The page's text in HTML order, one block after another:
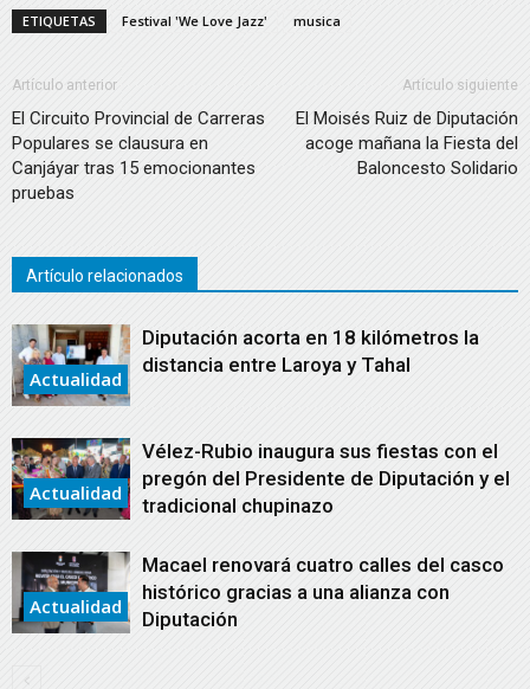
ETIQUETAS Festival 'We Love Jazz' musica
Artículo anterior
El Circuito Provincial de Carreras
Populares se clausura en
Canjáyar tras 15 emocionantes
pruebas
Artículo siguiente
El Moisés Ruiz de Diputación
acoge mañana la Fiesta del
Baloncesto Solidario
Artículo relacionados
Actualidad
Diputación acorta en 18 kilómetros la
distancia entre Laroya y Tahal
Actualidad
Vélez-Rubio inaugura sus fiestas con el
pregón del Presidente de Diputación y el
tradicional chupinazo
Actualidad
Macael renovará cuatro calles del casco
histórico gracias a una alianza con
Diputación